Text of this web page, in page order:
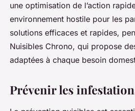
une optimisation de l’action
environnement hostile pour les
solutions efficaces et rapides,
Nuisibles Chrono, qui propose
adaptées à chaque besoin
Prévenir les